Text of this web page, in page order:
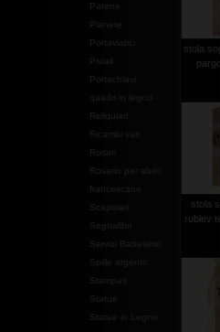
Patene
Pianete
Portaviatici
Piviali
Portachiavi
quadri in legno
Reliquiari
Ricambi vari
Rosari
Rosario per abito
francescano
Scapolari
Segnalibri
Servizi Battesimo
Spille argento
Stampati
Statue
Statue in Legno
stola
stola
rublev